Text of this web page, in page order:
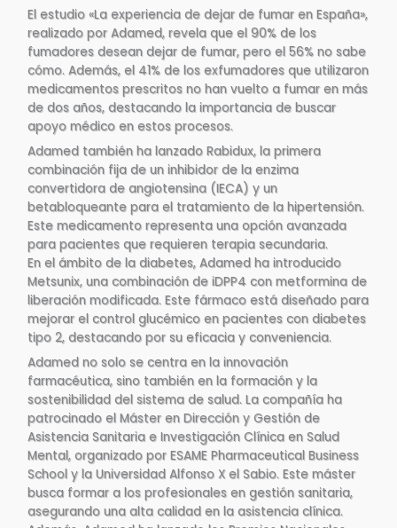
El estudio «La experiencia de dejar de fumar en España»,
realizado por Adamed, revela que el 90% de los
fumadores desean dejar de fumar, pero el 56% no sabe
cómo. Además, el 41% de los exfumadores que utilizaron
medicamentos prescritos no han vuelto a fumar en más
de dos años, destacando la importancia de buscar
apoyo médico en estos procesos.
Adamed también ha lanzado Rabidux, la primera
combinación fija de un inhibidor de la enzima
convertidora de angiotensina (IECA) y un
betabloqueante para el tratamiento de la hipertensión.
Este medicamento representa una opción avanzada
para pacientes que requieren terapia secundaria​.
En el ámbito de la diabetes, Adamed ha introducido
Metsunix, una combinación de iDPP4 con metformina de
liberación modificada. Este fármaco está diseñado para
mejorar el control glucémico en pacientes con diabetes
tipo 2, destacando por su eficacia y conveniencia​.
Adamed no solo se centra en la innovación
farmacéutica, sino también en la formación y la
sostenibilidad del sistema de salud. La compañía ha
patrocinado el Máster en Dirección y Gestión de
Asistencia Sanitaria e Investigación Clínica en Salud
Mental, organizado por ESAME Pharmaceutical Business
School y la Universidad Alfonso X el Sabio. Este máster
busca formar a los profesionales en gestión sanitaria,
asegurando una alta calidad en la asistencia clínica​.